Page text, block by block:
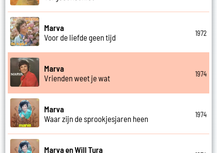
Marva
Voor de liefde geen tijd
1972
Marva
Vrienden weet je wat
1974
Marva
Waar zijn de sprookjesjaren heen
1974
Marva en Will Tura